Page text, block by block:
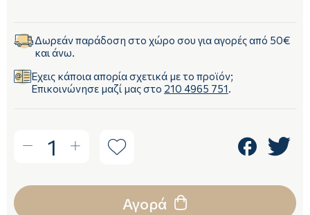
Δωρεάν παράδοση στο χώρο σου για αγορές από 50€
και άνω.
Έχεις κάποια απορία σχετικά με το προϊόν;
Επικοινώνησε μαζί μας στο 210 4965 751.
1
Αγορά